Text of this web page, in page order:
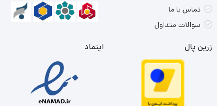
تماس با ما
سوالات متداول
زرین پال اینماد